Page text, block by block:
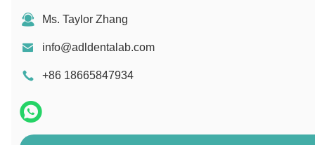
Ms. Taylor Zhang
info@adldentalab.com
+86 18665847934